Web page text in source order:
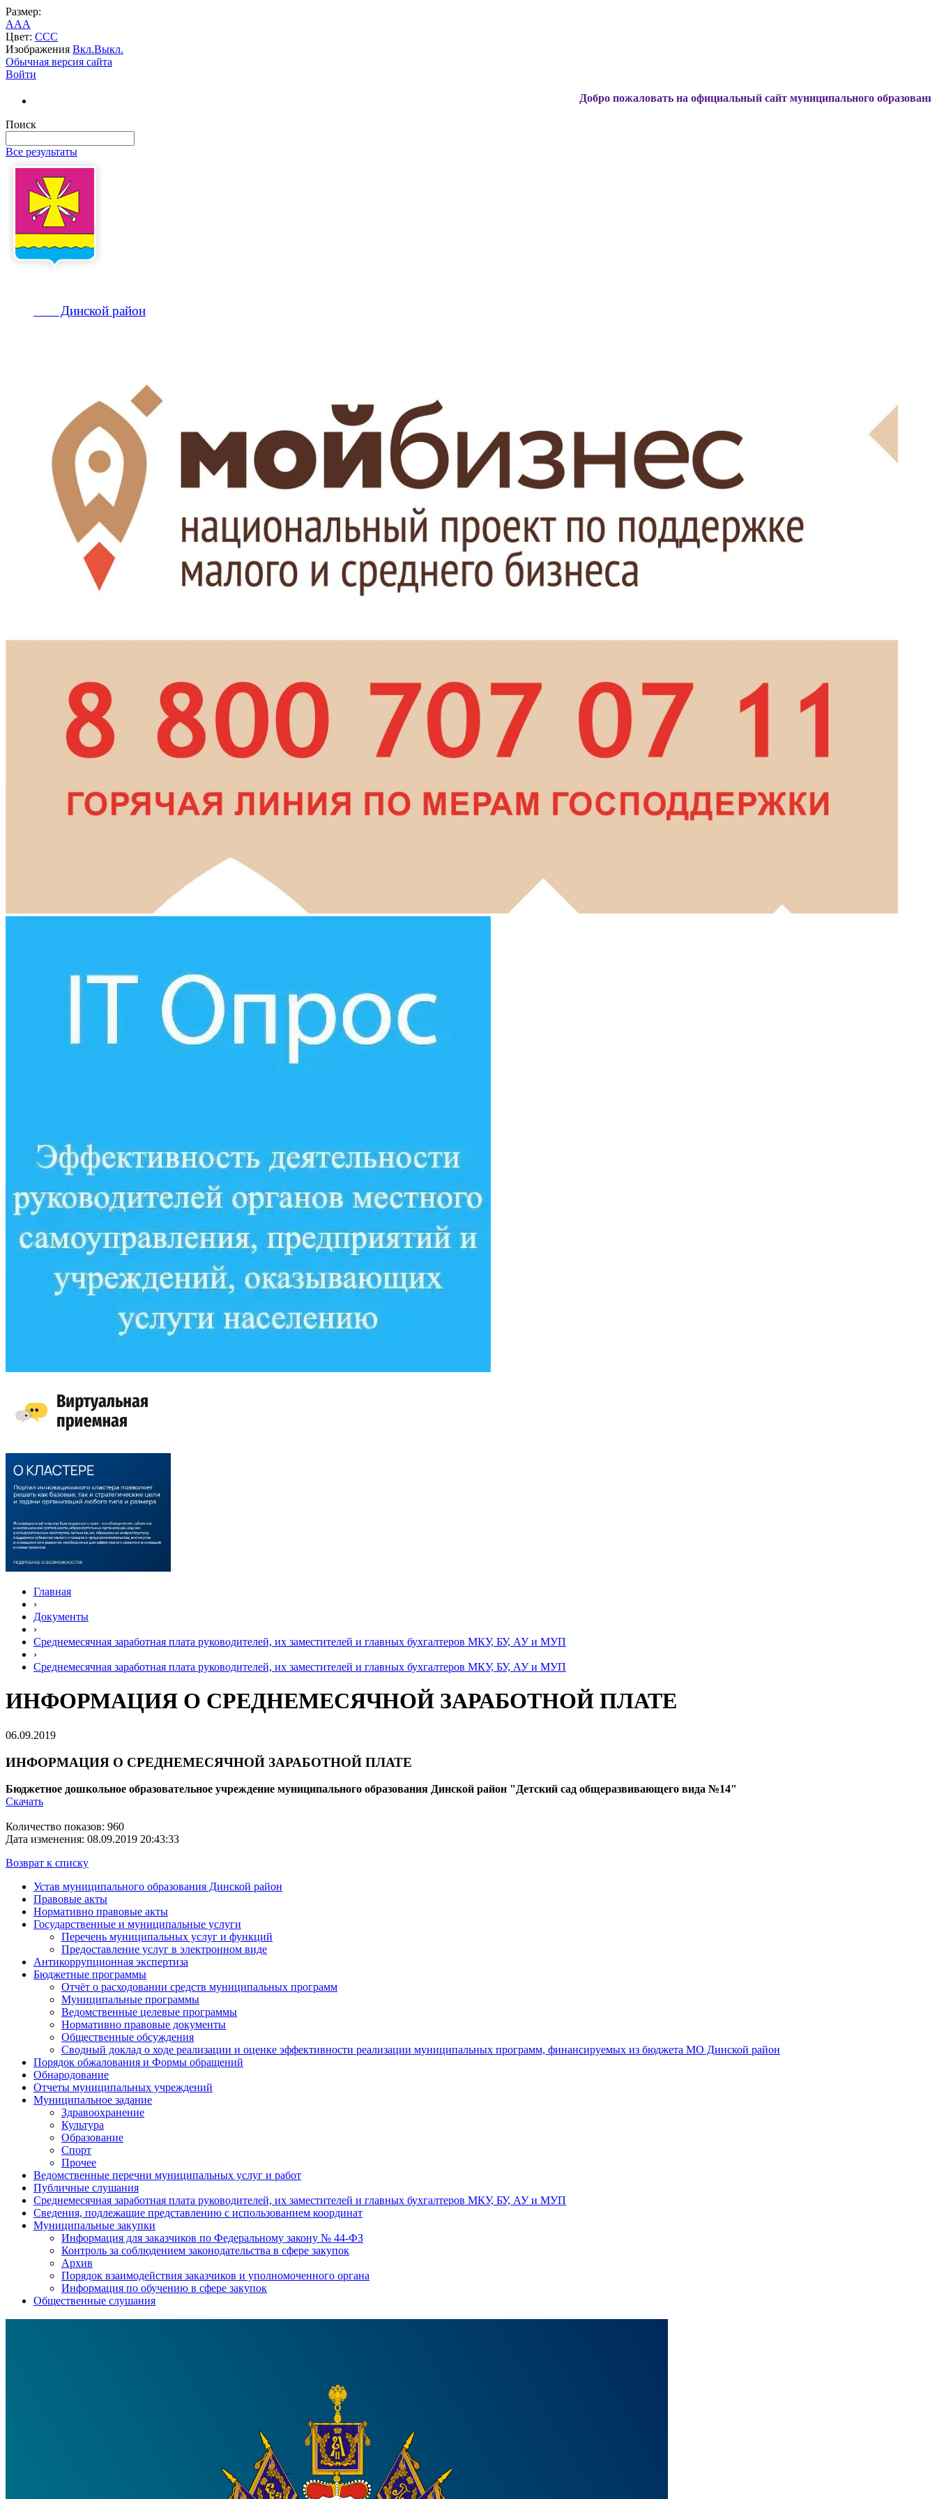
Размер:
AAA
Цвет: CCC
Изображения Вкл.Выкл.
Обычная версия сайта
Войти
Добро пожаловать на официальный сайт муниципального образования Динской
Поиск
Все результаты
Динской район
Главная
›
Документы
›
Среднемесячная заработная плата руководителей, их заместителей и главных бухгалтеров МКУ, БУ, АУ и МУП
›
Среднемесячная заработная плата руководителей, их заместителей и главных бухгалтеров МКУ, БУ, АУ и МУП
ИНФОРМАЦИЯ О СРЕДНЕМЕСЯЧНОЙ ЗАРАБОТНОЙ ПЛАТЕ
06.09.2019
ИНФОРМАЦИЯ О СРЕДНЕМЕСЯЧНОЙ ЗАРАБОТНОЙ ПЛАТЕ
Бюджетное дошкольное образовательное учреждение муниципального образования Динской район "Детский сад общеразвивающего вида №14"
Скачать
Количество показов: 960
Дата изменения: 08.09.2019 20:43:33
Возврат к списку
Устав муниципального образования Динской район
Правовые акты
Нормативно правовые акты
Государственные и муниципальные услуги
Перечень муниципальных услуг и функций
Предоставление услуг в электронном виде
Антикоррупционная экспертиза
Бюджетные программы
Отчёт о расходовании средств муниципальных программ
Муниципальные программы
Ведомственные целевые программы
Нормативно правовые документы
Общественные обсуждения
Сводный доклад о ходе реализации и оценке эффективности реализации муниципальных программ, финансируемых из бюджета МО Динской район
Порядок обжалования и Формы обращений
Обнародование
Отчеты муниципальных учреждений
Муниципальное задание
Здравоохранение
Культура
Образование
Спорт
Прочее
Ведомственные перечни муниципальных услуг и работ
Публичные слушания
Среднемесячная заработная плата руководителей, их заместителей и главных бухгалтеров МКУ, БУ, АУ и МУП
Сведения, подлежащие представлению с использованием координат
Муниципальные закупки
Информация для заказчиков по Федеральному закону № 44-ФЗ
Контроль за соблюдением законодательства в сфере закупок
Архив
Порядок взаимодействия заказчиков и уполномоченного органа
Информация по обучению в сфере закупок
Общественные слушания